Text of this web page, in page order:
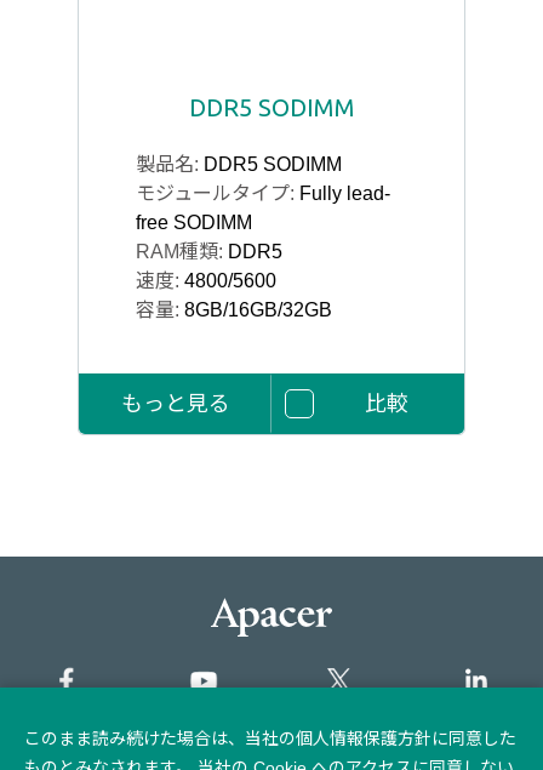
DDR5 SODIMM
製品名: DDR5 SODIMM
モジュールタイプ: Fully lead-
free SODIMM
RAM種類: DDR5
速度: 4800/5600
容量: 8GB/16GB/32GB
もっと見る 比較
サイトマップ
このまま読み続けた場合は、当社の個人情報保護方針に同意した